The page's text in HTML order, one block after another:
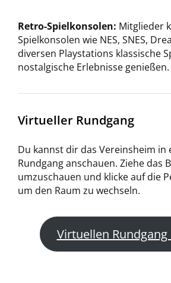
Retro-Spielkonsolen: Mitglieder
Spielkonsolen wie NES, SNES,
diversen Playstations klassische
nostalgische Erlebnisse genießen.
Virtueller Rundgang
Du kannst dir das Vereinsheim in
Rundgang anschauen. Ziehe das
umzuschauen und klicke auf die
um den Raum zu wechseln.
Virtuellen